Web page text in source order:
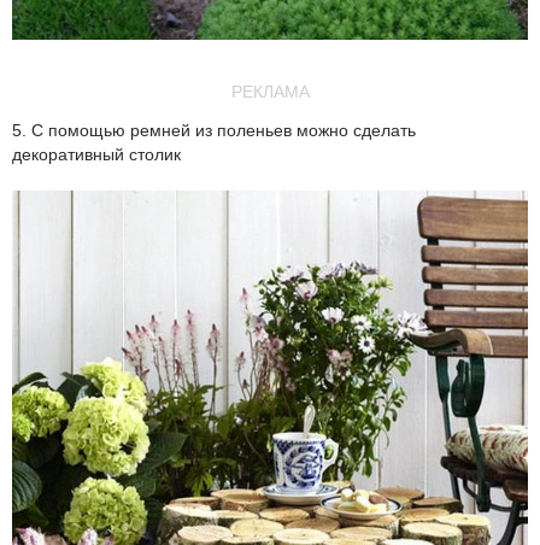
РЕКЛАМА
5. С помощью ремней из поленьев можно сделать
декоративный столик